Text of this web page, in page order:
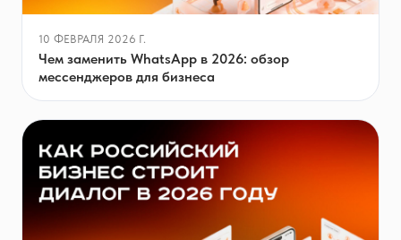
10 ФЕВРАЛЯ 2026 Г.
Чем заменить WhatsApp в 2026: обзор
мессенджеров для бизнеса